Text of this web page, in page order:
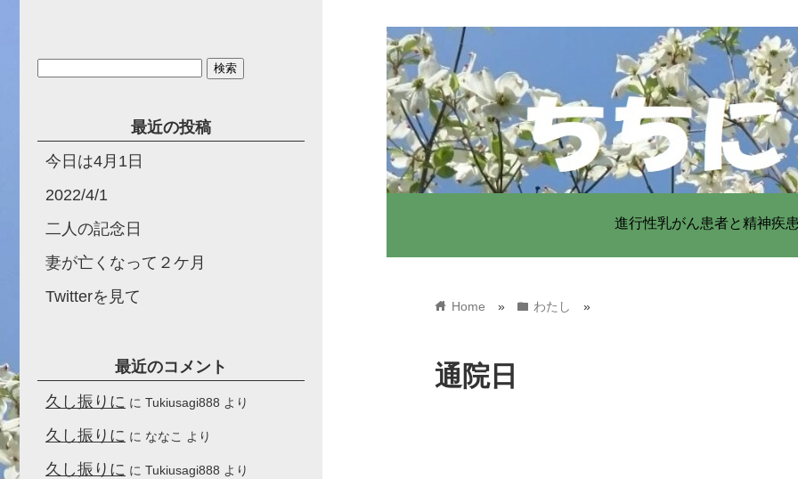
進行性乳がん患者と精神疾
home Home » folder わたし »
通院日
最近の投稿
今日は4月1日
2022/4/1
二人の記念日
妻が亡くなって２ケ月
Twitterを見て
最近のコメント
久し振りに に Tukiusagi888 より
久し振りに に ななこ より
久し振りに に Tukiusagi888 より